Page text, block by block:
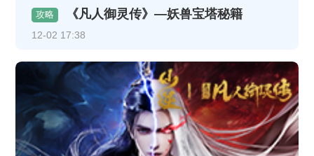
攻略 《凡人御灵传》—妖兽宝塔秘籍
12-02 17:38